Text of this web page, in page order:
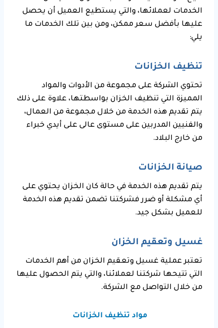
الخدمات لعملائها، والتي يستطيع العميل أن يحصل
عليها بأفضل سعر ممكن، ومن بين تلك الخدمات ما
يلي:
تنظيف الخزانات
تحتوي الشركة على مجموعة من الأدوات والمواد
المميزة التي تنظيف الخزان بواسطتها، علاوة على ذلك
يتم تقديم هذه الخدمة من خلال مجموعة من العمال،
والفنيين المدربين على مستوى عالى على أيدي خبراء
من خارج البلاد.
صيانة الخزانات
يتم تقديم هذه الخدمة في حالة كان الخزان يحتوي على
أي مشكلة أو ضرر فشركتنا تضمن تقديم هذه الخدمة
للعميل بشكل جيد.
غسيل وتعقيم الخزان
تعتبر عملية غسيل وتعقيم الخزان من أهم الخدمات
التي تتيحها شركتنا لعملائنا، والتي يتم الحصول عليها
من خلال التواصل مع الشركة.
مواد تنظيف الخزانات